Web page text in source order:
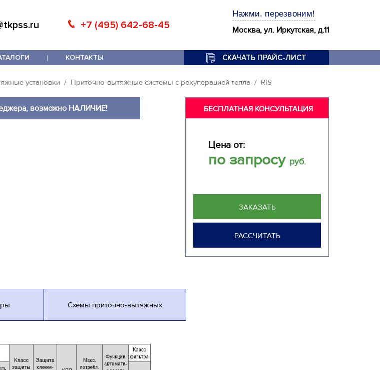
+7 (495) 642-68-45
Нажми, перезвоним!
Москва, ул. Иркутская, д.11
КОНТАКТЫ СКАЧАТЬ ПРАЙС-ЛИСТ
установки Приточно-вытяжные системы с рекуперацией тепла RIS
возможно НАЛИЧИЕ! БЕСПЛАТНАЯ КОНСУЛЬТАЦИЯ
Цена от:
по запросу руб.
ЗАКАЗАТЬ
РАССЧИТАТЬ
Схемы приточно-вытяжных